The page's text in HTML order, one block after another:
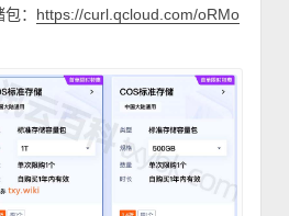
：
https://curl.qcloud.com/oRMo